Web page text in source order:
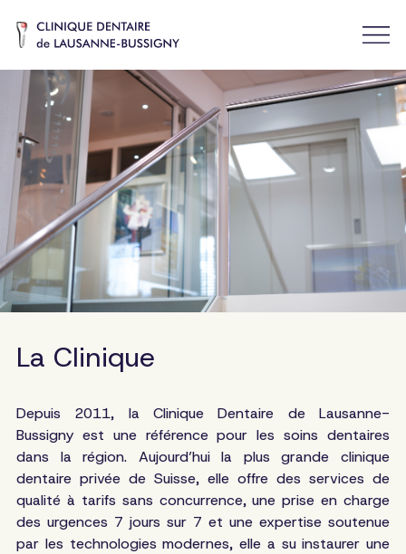
La Clinique
Depuis 2011, la Clinique Dentaire de Lausanne-
Bussigny est une référence pour les soins dentaires
dans la région. Aujourd’hui la plus grande clinique
dentaire privée de Suisse, elle offre des services de
qualité à tarifs sans concurrence, une prise en charge
des urgences 7 jours sur 7 et une expertise soutenue
par les technologies modernes, elle a su instaurer une